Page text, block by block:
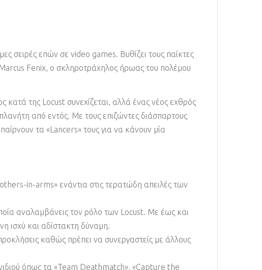
σειρές επών σε video games. Βυθίζει τους παίκτες
Fenix, ο σκληροτράχηλος ήρωας του πολέμου
της Locust συνεχίζεται, αλλά ένας νέος εχθρός
από εντός. Με τους επιζώντες διάσπαρτους
τα «Lancers» τους για να κάνουν μία
in-arms» ενάντια στις τερατώδη απειλές των
αναλαμβάνεις τον ρόλο των Locust. Με έως και
ισχύ και αδίστακτη δύναμη.
καθώς πρέπει να συνεργαστείς με άλλους
όπως τα «Team Deathmatch», «Capture the